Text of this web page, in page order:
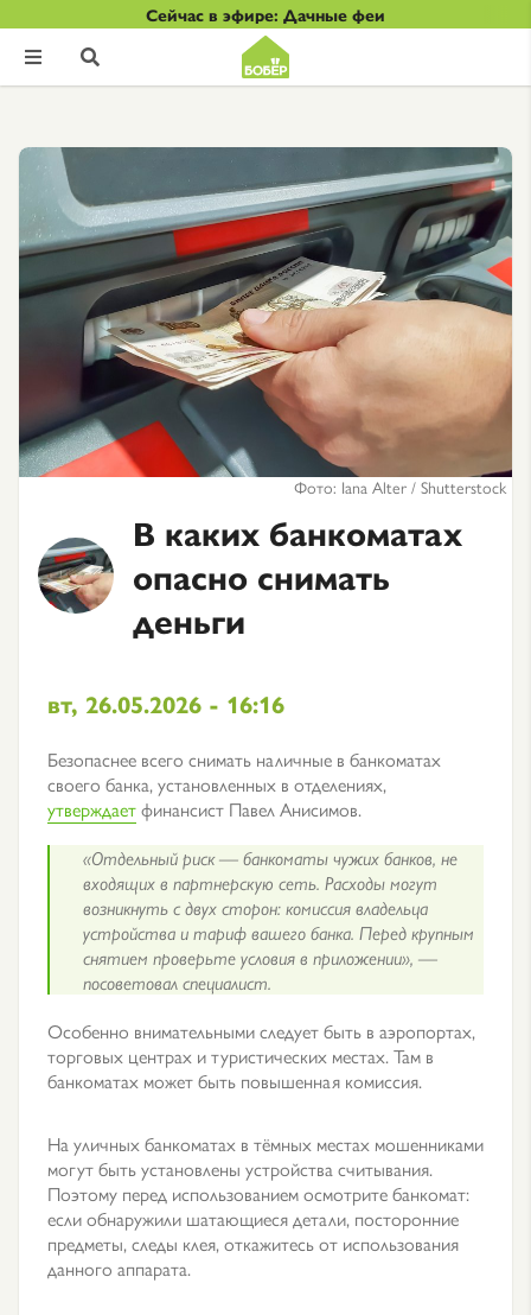
Сейчас в эфире: Дачные феи
 
Фото: Iana Alter / Shutterstock
В каких банкоматах
опасно снимать
деньги
вт, 26.05.2026 - 16:16
Безопаснее всего снимать наличные в банкоматах
своего банка, установленных в отделениях,
утверждаетфинансист Павел Анисимов.
«Отдельный риск — банкоматы чужих банков, не
входящих в партнерскую сеть. Расходы могут
возникнуть с двух сторон: комиссия владельца
устройства и тариф вашего банка. Перед крупным
снятием проверьте условия в приложении», —
посоветовал специалист.
Особенно внимательными следует быть в аэропортах,
торговых центрах и туристических местах. Там в
банкоматах может быть повышенная комиссия.
На уличных банкоматах в тёмных местах мошенниками
могут быть установлены устройства считывания.
Поэтому перед использованием осмотрите банкомат:
если обнаружили шатающиеся детали, посторонние
предметы, следы клея, откажитесь от использования
данного аппарата.